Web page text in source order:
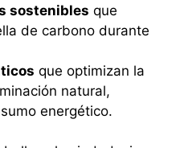
sostenibles que
de carbono durante
que optimizan la
natural,
energético.